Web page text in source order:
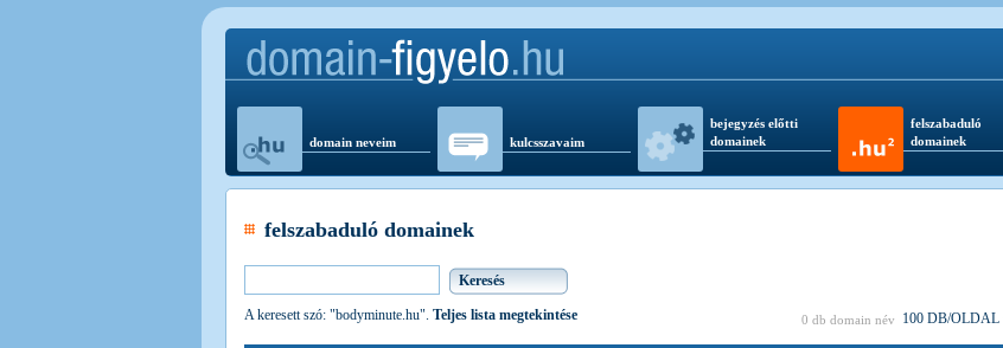
domain neveim kulcsszavaim
bejegyzés előtti
domainek
felszabaduló
domainek
felszabaduló domainek
A keresett szó: "bodyminute.hu". Teljes lista megtekintése 0 db domain név 100 DB/OLDAL